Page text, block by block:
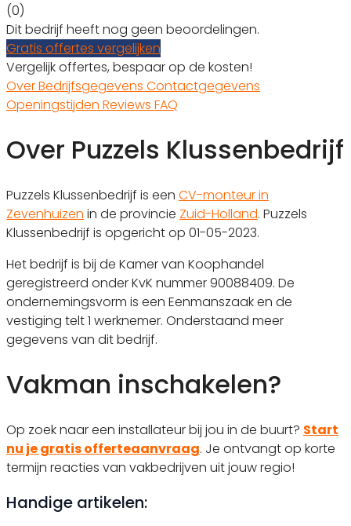
(0)
Dit bedrijf heeft nog geen beoordelingen.
Gratis offertes vergelijken
Vergelijk offertes, bespaar op de kosten!
OverBedrijfsgegevens Contactgegevens
Openingstijden Reviews FAQ
Over Puzzels Klussenbedrijf
Puzzels Klussenbedrijf is een CV-monteur in
Zevenhuizen in de provincie Zuid-Holland. Puzzels
Klussenbedrijf is opgericht op 01-05-2023.
Het bedrijf is bij de Kamer van Koophandel
geregistreerd onder KvK nummer 90088409. De
ondernemingsvorm is een Eenmanszaak en de
vestiging telt 1 werknemer. Onderstaand meer
gegevens van dit bedrijf.
Vakman inschakelen?
Op zoek naar een installateur bij jou in de buurt? Start
nu je gratis offerteaanvraag. Je ontvangt op korte
termijn reacties van vakbedrijven uit jouw regio!
Handige artikelen: